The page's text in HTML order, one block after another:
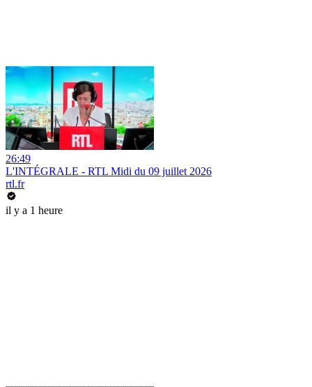
26:49
L'INTÉGRALE - RTL Midi du 09 juillet 2026
rtl.fr
il y a 1 heure